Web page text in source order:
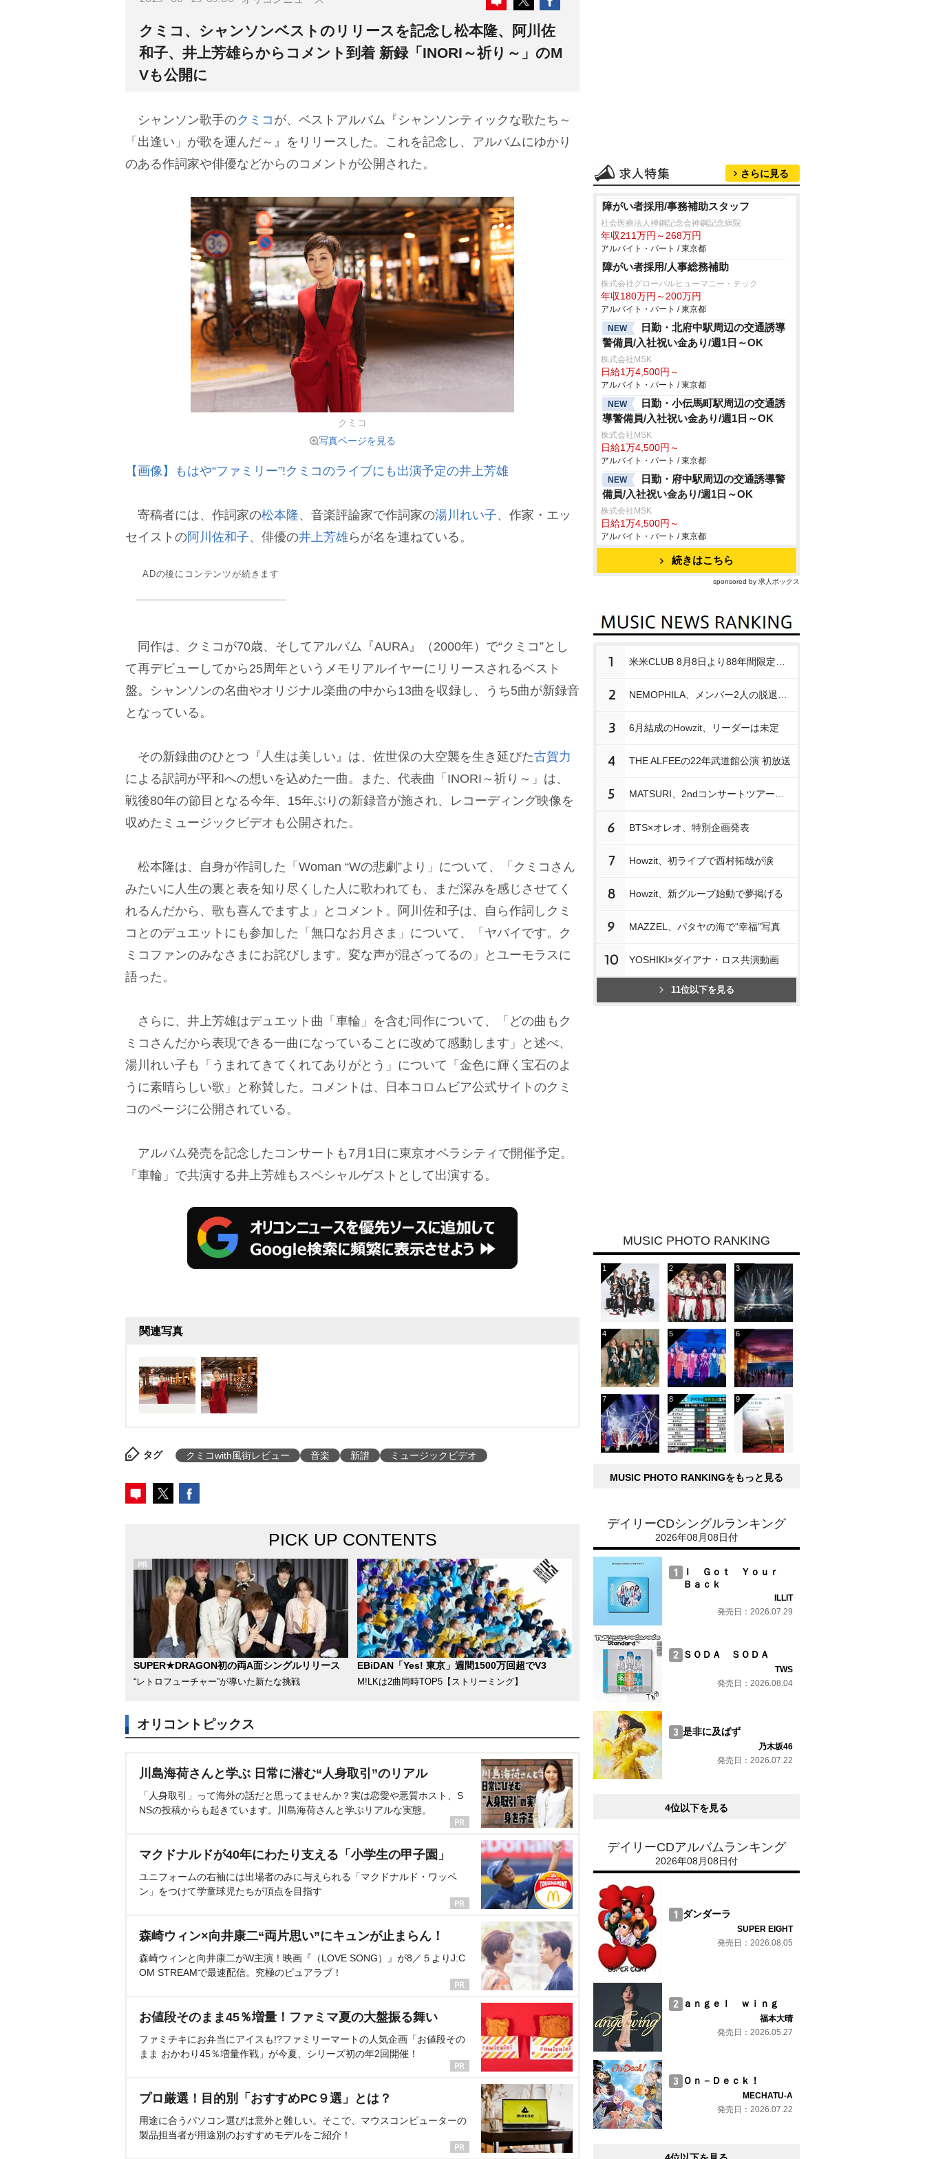
クミコ、シャンソンベストのリリースを記念し松本隆、阿川佐
和子、井上芳雄らからコメント到着 新録「INORI～祈り～」のM
Vも公開に
シャンソン歌手のクミコ が、ベストアルバム『シャンソンティックな歌たち～
「出逢い」が歌を運んだ～』をリリースした。これを記念し、アルバムにゆかり
のある作詞家や俳優などからのコメントが公開された。
クミコ
写真ページを見る
【画像】もはや“ファミリー”!クミコのライブにも出演予定の井上芳雄
寄稿者には、作詞家の松本隆、音楽評論家で作詞家の湯川れい子、作家・エッ
セイストの阿川佐和子、俳優の井上芳雄らが名を連ねている。
ADの後にコンテンツが続きます
同作は、クミコが70歳、そしてアルバム『AURA』（2000年）で“クミコ”とし
て再デビューしてから25周年というメモリアルイヤーにリリースされるベスト
盤。シャンソンの名曲やオリジナル楽曲の中から13曲を収録し、うち5曲が新録音
となっている。
その新録曲のひとつ『人生は美しい』は、佐世保の大空襲を生き延びた古賀力
による訳詞が平和への想いを込めた一曲。また、代表曲「INORI～祈り～」は、
戦後80年の節目となる今年、15年ぶりの新録音が施され、レコーディング映像を
収めたミュージックビデオも公開された。
松本隆は、自身が作詞した「Woman “Wの悲劇”より」について、「クミコさん
みたいに人生の裏と表を知り尽くした人に歌われても、まだ深みを感じさせてく
れるんだから、歌も喜んでますよ」とコメント。阿川佐和子は、自ら作詞しクミ
コとのデュエットにも参加した「無口なお月さま」について、「ヤバイです。ク
ミコファンのみなさまにお詫びします。変な声が混ざってるの」とユーモラスに
語った。
さらに、井上芳雄はデュエット曲「車輪」を含む同作について、「どの曲もク
ミコさんだから表現できる一曲になっていることに改めて感動します」と述べ、
湯川れい子も「うまれてきてくれてありがとう」について「金色に輝く宝石のよ
うに素晴らしい歌」と称賛した。コメントは、日本コロムビア公式サイトのクミ
コのページに公開されている。
アルバム発売を記念したコンサートも7月1日に東京オペラシティで開催予定。
「車輪」で共演する井上芳雄もスペシャルゲストとして出演する。
関連写真
タグ クミコwith風街レビュー 音楽 新譜 ミュージックビデオ
PICK UP CONTENTS
SUPER★DRAGON初の両A面シングルリリース
“レトロフューチャー”が導いた新たな挑戦
EBiDAN「Yes! 東京」週間1500万回超でV3
M!LKは2曲同時TOP5【ストリーミング】
オリコントピックス
川島海荷さんと学ぶ 日常に潜む“人身取引”のリアル
「人身取引」って海外の話だと思ってませんか？実は恋愛や悪質ホスト、S
NSの投稿からも起きています。川島海荷さんと学ぶリアルな実態。
マクドナルドが40年にわたり支える「小学生の甲子園」
ユニフォームの右袖には出場者のみに与えられる「マクドナルド・ワッペ
ン」をつけて学童球児たちが頂点を目指す
森崎ウィン×向井康二“両片思い”にキュンが止まらん！
森崎ウィンと向井康二がW主演！映画『（LOVE SONG）』が8／５よりJ:C
OM STREAMで最速配信。究極のピュアラブ！
お値段そのまま45％増量！ファミマ夏の大盤振る舞い
ファミチキにお弁当にアイスも!?ファミリーマートの人気企画「お値段その
まま おかわり45％増量作戦」が今夏、シリーズ初の年2回開催！
プロ厳選！目的別「おすすめPC９選」とは？
用途に合うパソコン選びは意外と難しい。そこで、マウスコンピューターの
製品担当者が用途別のおすすめモデルをご紹介！
さらに見る
障がい者採用/事務補助スタッフ
社会医療法人神鋼記念会神鋼記念病院
年収211万円～268万円
アルバイト・パート / 東京都
障がい者採用/人事総務補助
株式会社グローバルヒューマニー・テック
年収180万円～200万円
アルバイト・パート / 東京都
NEW
日勤・北府中駅周辺の交通誘導
警備員/入社祝い金あり/週1日～OK
株式会社MSK
日給1万4,500円～
アルバイト・パート / 東京都
NEW
日勤・小伝馬町駅周辺の交通誘
導警備員/入社祝い金あり/週1日～OK
株式会社MSK
日給1万4,500円～
アルバイト・パート / 東京都
NEW
日勤・府中駅周辺の交通誘導警
備員/入社祝い金あり/週1日～OK
株式会社MSK
日給1万4,500円～
アルバイト・パート / 東京都
続きはこちら
sponsored by 求人ボックス
1
2
3 6月結成のHowzit、リーダーは未定
4 THE ALFEEの22年武道館公演 初放送
5
6 BTS×オレオ、特別企画発表
7 Howzit、初ライブで西村拓哉が涙
8 Howzit、新グループ始動で夢掲げる
9 MAZZEL、パタヤの海で“幸福”写真
10 YOSHIKI×ダイアナ・ロス共演動画
11位以下を見る
MUSIC PHOTO RANKING
MUSIC PHOTO RANKINGをもっと見る
デイリーCDシングルランキング
2026年08月08日付
Ｉ Ｇｏｔ Ｙｏｕｒ
Ｂａｃｋ
ILLIT
発売日：2026.07.29
ＳＯＤＡ ＳＯＤＡ
TWS
発売日：2026.08.04
是非に及ばず
乃木坂46
発売日：2026.07.22
4位以下を見る
デイリーCDアルバムランキング
2026年08月08日付
ダンダーラ
SUPER EIGHT
発売日：2026.08.05
ａｎｇｅｌ ｗｉｎｇ
福本大晴
発売日：2026.05.27
Ｏｎ－Ｄｅｃｋ！
MECHATU-A
発売日：2026.07.22